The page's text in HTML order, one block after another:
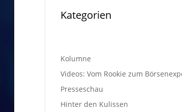
Kategorien
Kolumne
Videos: Vom Rookie zum
Presseschau
Hinter den Kulissen